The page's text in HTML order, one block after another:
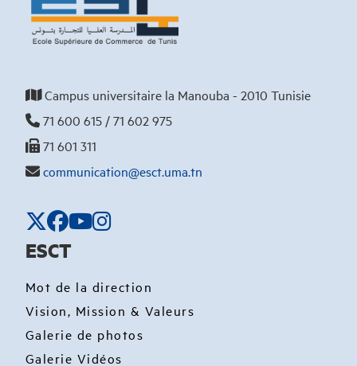
Campus universitaire la Manouba - 2010 Tunisie
71 600 615 / 71 602 975
71 601 311
communication@esct.uma.tn
ESCT
Mot de la direction
Vision, Mission & Valeurs
Galerie de photos
Galerie Vidéos